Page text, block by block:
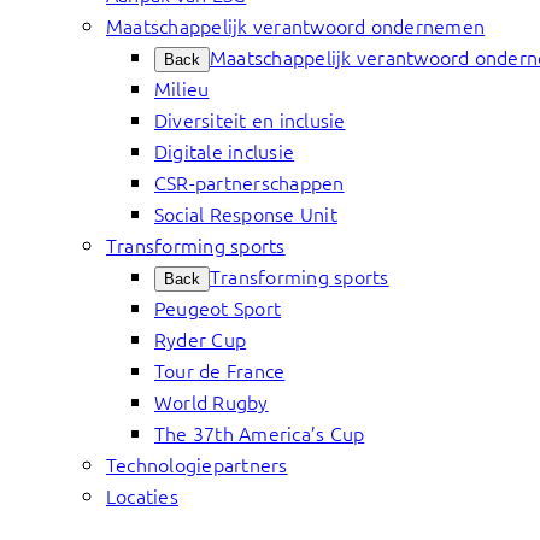
Maatschappelijk verantwoord ondernemen
Back Maatschappelijk verantwoord
Milieu
Diversiteit en inclusie
Digitale inclusie
CSR-partnerschappen
Social Response Unit
Transforming sports
Back Transforming sports
Peugeot Sport
Ryder Cup
Tour de France
World Rugby
The 37th America’s Cup
Technologiepartners
Locaties